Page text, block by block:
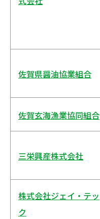
佐賀県醤油協業組合
佐賀玄海漁業協同組合
三栄興産株式会社
株式会社ジェイ・テッ
ク